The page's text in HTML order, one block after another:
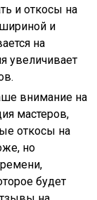
и откосы на
и
на
увеличивает
внимание на
мастеров,
откосы на
но
будет